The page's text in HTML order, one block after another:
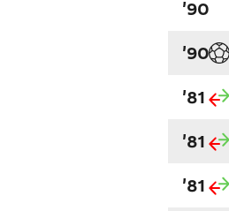
'90
'90
'81
'81
'81